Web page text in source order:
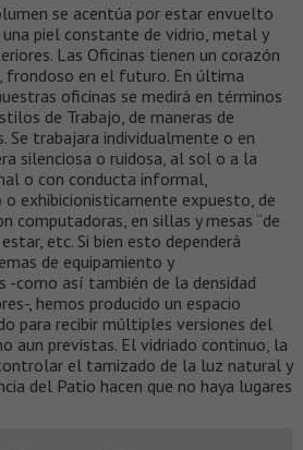
se acentúa por estar envuelto
piel constante de vidrio, metal y
Las Oficinas tienen un corazón
frondoso en el futuro. En última
oficinas se medirá en términos
de Trabajo, de maneras de
Se trabajara individualmente o en
silenciosa o ruidosa, al sol o a la
o con conducta informal,
exhibicionisticamente expuesto, de
computadoras, en sillas y mesas “de
etc. Si bien esto dependerá
de equipamiento y
-como así también de la densidad
, hemos producido un espacio
para recibir múltiples versiones del
aun previstas. El vidriado continuo, la
el tamizado de la luz natural y
del Patio hacen que no haya lugares